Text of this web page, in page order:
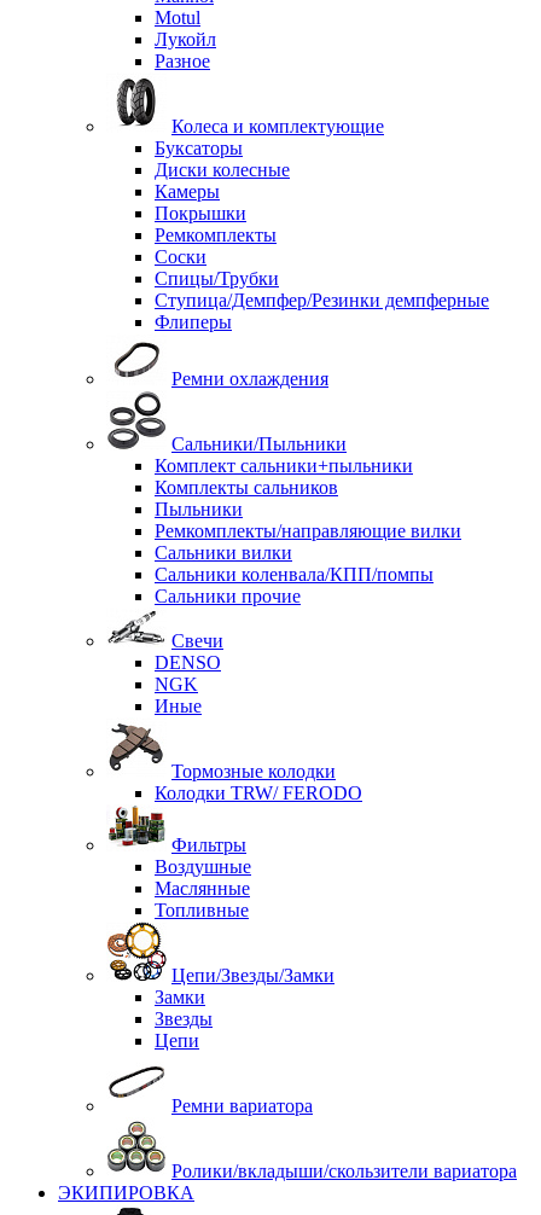
Motul
Лукойл
Разное
Колеса и комплектующие
Буксаторы
Диски колесные
Камеры
Покрышки
Ремкомплекты
Соски
Спицы/Трубки
Ступица/Демпфер/Резинки демпферные
Флиперы
Ремни охлаждения
Сальники/Пыльники
Комплект сальники+пыльники
Комплекты сальников
Пыльники
Ремкомплекты/направляющие вилки
Сальники вилки
Сальники коленвала/КПП/помпы
Сальники прочие
Свечи
DENSO
NGK
Иные
Тормозные колодки
Колодки TRW/ FERODO
Фильтры
Воздушные
Маслянные
Топливные
Цепи/Звезды/Замки
Замки
Звезды
Цепи
Ремни вариатора
Ролики/вкладыши/скользители вариатора
ЭКИПИРОВКА